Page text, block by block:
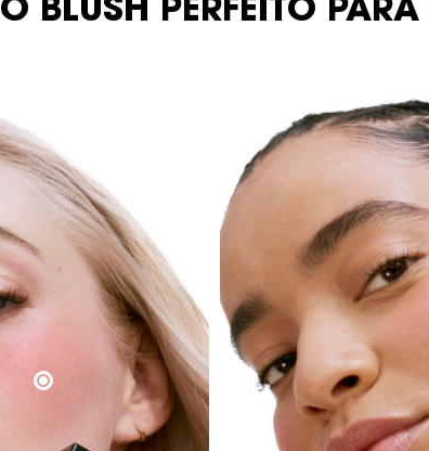
O BLUSH PERFEITO PARA